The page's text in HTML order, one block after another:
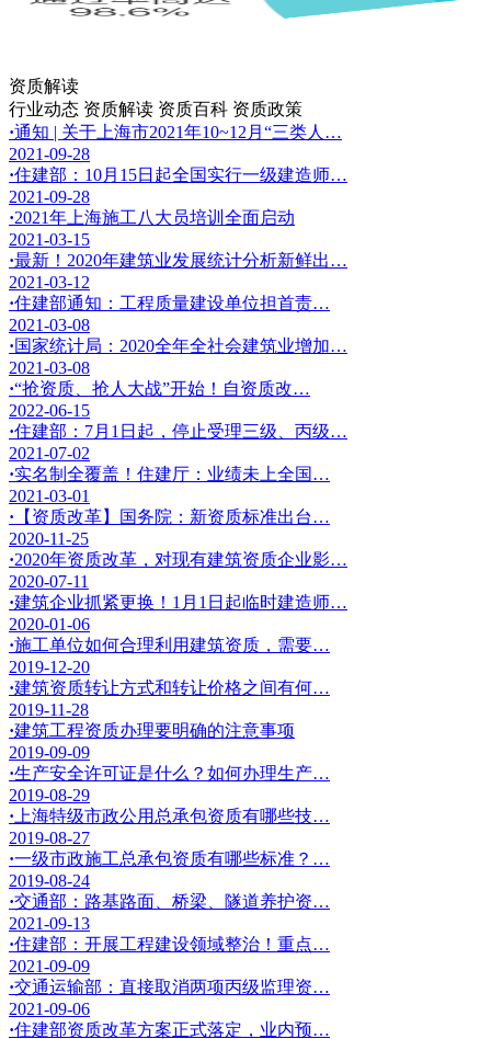
资质解读
行业动态 资质解读 资质百科 资质政策
·通知 | 关于上海市2021年10~12月“三类人…
2021-09-28
·住建部：10月15日起全国实行一级建造师…
2021-09-28
·2021年上海施工八大员培训全面启动
2021-03-15
·最新！2020年建筑业发展统计分析新鲜出…
2021-03-12
·住建部通知：工程质量建设单位担首责…
2021-03-08
·国家统计局：2020全年全社会建筑业增加…
2021-03-08
·“抢资质、抢人大战”开始！自资质改…
2022-06-15
·住建部：7月1日起，停止受理三级、丙级…
2021-07-02
·实名制全覆盖！住建厅：业绩未上全国…
2021-03-01
· 【资质改革】国务院：新资质标准出台…
2020-11-25
·2020年资质改革，对现有建筑资质企业影…
2020-07-11
·建筑企业抓紧更换！1月1日起临时建造师…
2020-01-06
·施工单位如何合理利用建筑资质，需要…
2019-12-20
·建筑资质转让方式和转让价格之间有何…
2019-11-28
·建筑工程资质办理要明确的注意事项
2019-09-09
·生产安全许可证是什么？如何办理生产…
2019-08-29
· 上海特级市政公用总承包资质有哪些技…
2019-08-27
·一级市政施工总承包资质有哪些标准？…
2019-08-24
·交通部：路基路面、桥梁、隧道养护资…
2021-09-13
·住建部：开展工程建设领域整治！重点…
2021-09-09
·交通运输部：直接取消两项丙级监理资…
2021-09-06
·住建部资质改革方案正式落定，业内预…